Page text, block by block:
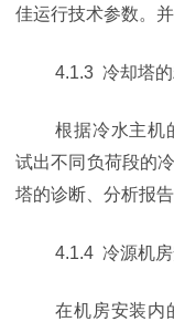
佳运行技术参数。
4.1.3 冷却塔
根据冷水主机
试出不同负荷段的
塔的诊断、分析报告
4.1.4 冷源机
在机房安装内